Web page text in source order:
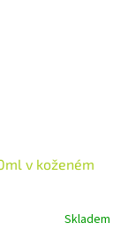
v koženém
Skladem